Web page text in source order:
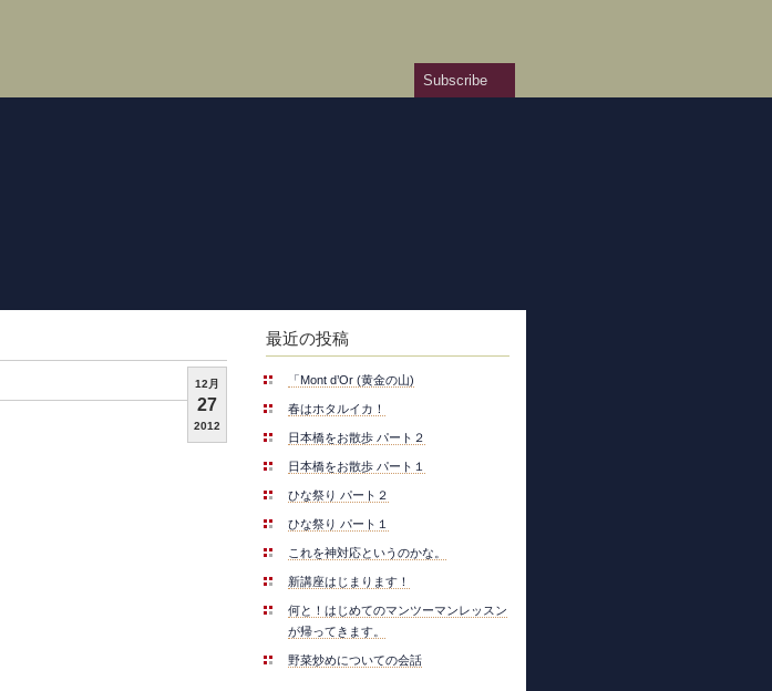
Subscribe
12月
27
2012
最近の投稿
「Mont d’Or (黄金の山)
春はホタルイカ！
日本橋をお散歩 パート２
日本橋をお散歩 パート１
ひな祭り パート２
ひな祭り パート１
これを神対応というのかな。
新講座はじまります！
何と！はじめてのマンツーマンレッスン
が帰ってきます。
野菜炒めについての会話